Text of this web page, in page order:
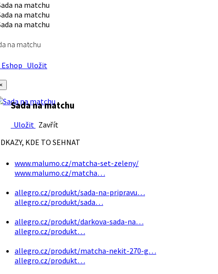
na matchu
Uložit
Sada na matchu
Uložit Zavřít
KDE TO SEHNAT
www.malumo.cz/matcha-set-zeleny/
www.malumo.cz/matcha…
allegro.cz/produkt/sada-na-pripravu…
allegro.cz/produkt/sada…
allegro.cz/produkt/darkova-sada-na…
allegro.cz/produkt…
allegro.cz/produkt/matcha-nekit-270-g…
allegro.cz/produkt…